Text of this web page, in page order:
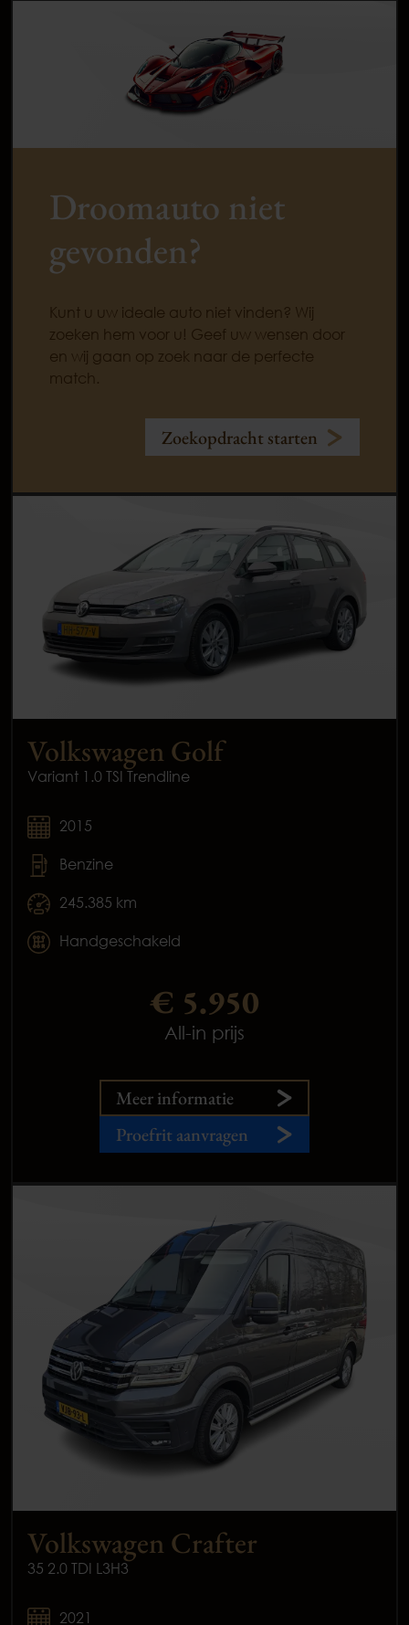
Droomauto niet
gevonden?
Kunt u uw ideale auto niet vinden? Wij
zoeken hem voor u! Geef uw wensen door
en wij gaan op zoek naar de perfecte
match.
Zoekopdracht starten
Volkswagen Golf
Variant 1.0 TSI Trendline
2015
Benzine
245.385 km
Handgeschakeld
€ 5.950
All-in prijs
Meer informatie
Proefrit aanvragen
Volkswagen Crafter
35 2.0 TDI L3H3
2021